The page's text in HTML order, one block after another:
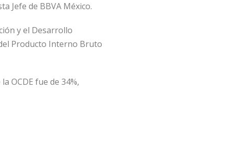
Jefe de BBVA México.
y el Desarrollo
Producto Interno Bruto
OCDE fue de 34%,